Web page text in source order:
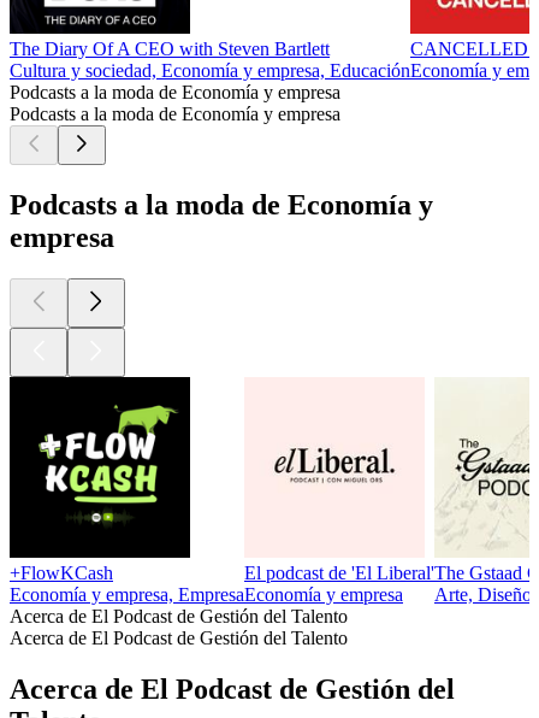
The Diary Of A CEO with Steven Bartlett
Cultura y sociedad, Economía y empresa, Educación
CANCELLED
Economía y
Podcasts a la moda de Economía y empresa
Podcasts a la moda de Economía y empresa
Podcasts a la moda de Economía y
empresa
+FlowKCash
Economía y empresa, Empresa
El podcast de 'El Liberal'
Economía y empresa
The Gstaad
Arte,
Acerca de El Podcast de Gestión del Talento
Acerca de El Podcast de Gestión del Talento
Acerca de El Podcast de Gestión del